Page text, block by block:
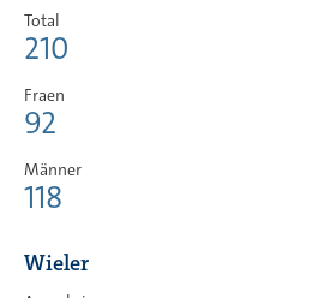
Total
210
Fraen
92
Männer
118
Wieler